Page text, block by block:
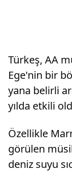
Türkeş, AA
Ege'nin bir
yana belirli
yılda etkili
Özellikle
görülen
deniz suyu